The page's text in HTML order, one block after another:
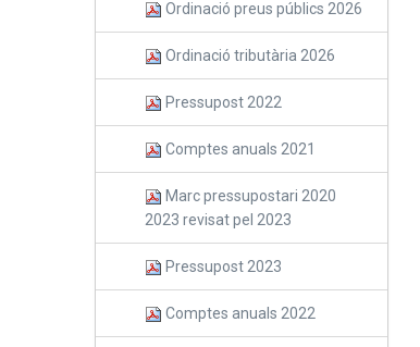
Ordinació preus públics 2026
Ordinació tributària 2026
Pressupost 2022
Comptes anuals 2021
Marc pressupostari 2020
2023 revisat pel 2023
Pressupost 2023
Comptes anuals 2022